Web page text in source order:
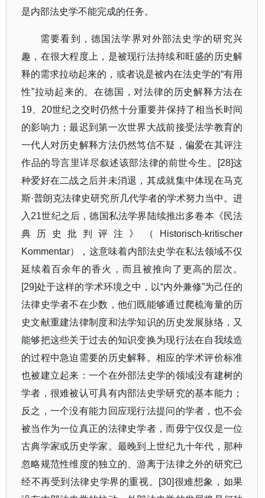
是内部法史学不能完成的任务。
需要看到，德国法学界对外部法史学的研究兴
趣，在很大程度上，是被现行法持续和旺盛的历史解
释的需求拉动起来的，或者说是被内在法史学的“有用
性”拉动起来的。在德国，对法律的历史解释方法在
19
20世纪之交时仍然十分重要并保持了相当长时间
的影响力；最迟到第一次世界大战前接受法学教育的
一代人对历史解释方法仍然笃信不疑，偏爱在其评注
作品的导言里详尽叙述该部法律的前世今生。
[28]这
种爱好在二战之后并未消退，其成就集中体现在马克
斯·普朗克法律史研究所几代学者的学术努力当中。进
入 21世纪之后，德国私法学界陆续推出多卷本《民法
典历史批判评注》（
Historisch-kritischer
Kommentar），这意味着内部法史学在私法领域不仅
延续着百余年的香火，而且被推向了更高的层次。
[29]处于这样的学术环境之中，以“内外兼修”为己任的
法律史学者不在少数，他们既能够通过爬梳海量的历
史文献重建法律制度和法学知识的历史发展脉络，又
能够把这些关于过去的知识变换为现行法在自我续造
的过程中急迫需要的历史解释。相应的学术评价标准
也被建立起来：一个在外部法史学的领域没有建树的
学者，很难被认可具有内部法史学研究的基本能力；
反之，一个没有能力回应现行法提问的学者，也不会
被当作为一位真正的法律史学者，而毋宁仅仅是一位
古典学家或历史学家。最晚到上世纪九十年代，那种
忽略规范性维度的独立的、游离于法律之外的研究已
经不再受到法律史学界的重视。
[30]很难想象，如果